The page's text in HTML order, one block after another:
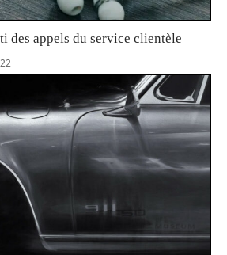
des appels du service clientèle